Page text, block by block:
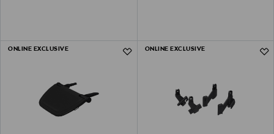
ONLINE EXCLUSIVE ONLINE EXCLUSIVE